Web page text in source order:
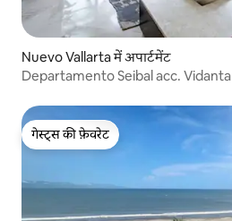
Nuevo Vallarta में अपार्टमेंट
Departamento Seibal acc. Vidanta
गेस्ट्स की फ़ेवरेट
गेस्ट्स की फ़ेवरेट